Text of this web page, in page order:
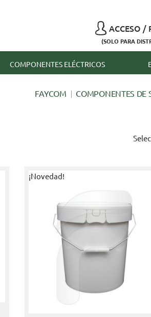
(SOLO PARA
ACCESO /
COMPONENTES ELÉCTRICOS
FAYCOM COMPONENTES DE
¡Novedad!